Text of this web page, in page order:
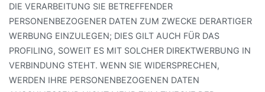
DIE VERARBEITUNG SIE BETREFFENDER
PERSONENBEZOGENER DATEN ZUM ZWECKE DERARTIGER
WERBUNG EINZULEGEN; DIES GILT AUCH FÜR DAS
PROFILING, SOWEIT ES MIT SOLCHER DIREKTWERBUNG IN
VERBINDUNG STEHT. WENN SIE WIDERSPRECHEN,
WERDEN IHRE PERSONENBEZOGENEN DATEN